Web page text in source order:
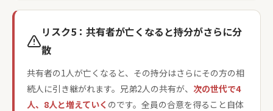
リスク5：共有者が亡くなると持分がさらに分
散
共有者の1人が亡くなると、その持分はさらにその方の相
続人に引き継がれます。兄弟2人の共有が、 次の世代で4
人、8人と増えていく のです。全員の合意を得ること自体